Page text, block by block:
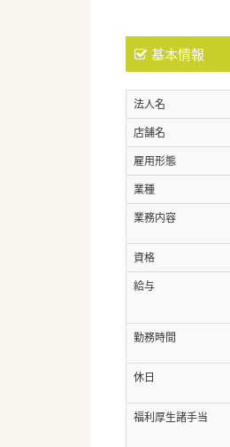
基本情報
法人名
店舗名
雇用形態
業種
業務内容
資格
給与
勤務時間
休日
福利厚生諸手当